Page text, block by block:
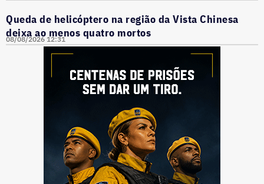
Queda de helicóptero na região da Vista Chinesa
deixa ao menos quatro mortos
08/08/2026 12:31